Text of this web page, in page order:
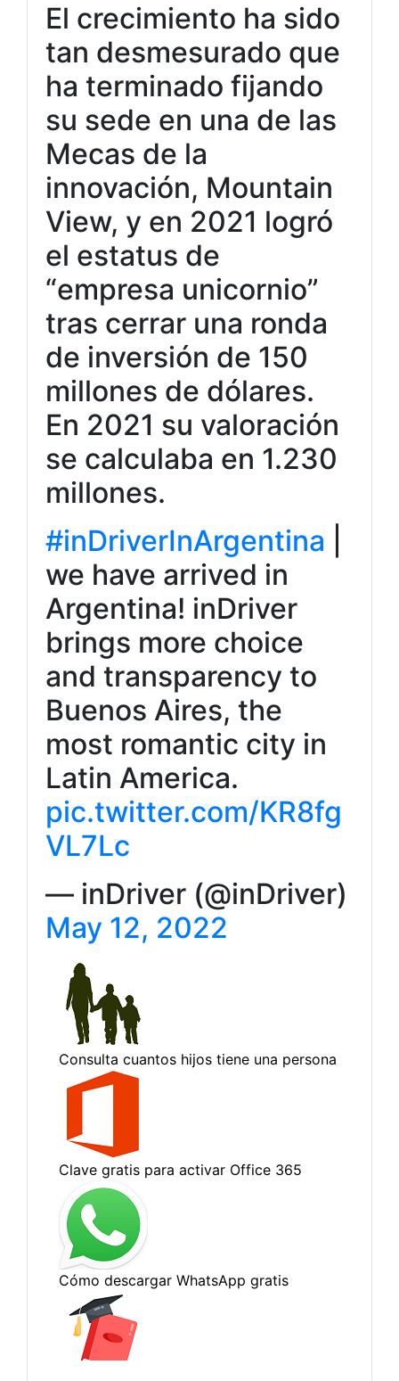
El crecimiento ha sido
tan desmesurado que
ha terminado fijando
su sede en una de las
Mecas de la
innovación, Mountain
View, y en 2021 logró
el estatus de
“empresa unicornio”
tras cerrar una ronda
de inversión de 150
millones de dólares.
En 2021 su valoración
se calculaba en 1.230
millones.
#inDriverInArgentina
we have arrived in
Argentina! inDriver
brings more choice
and transparency to
Buenos Aires, the
most romantic city in
Latin America.
pic.twitter.com/KR8fg
VL7Lc
— inDriver (@inDriver)
May 12, 2022